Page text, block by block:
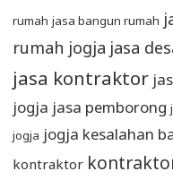
rumah jasa bangun rumah
rumah jogja jasa
jasa kontraktor
jogja jasa pemborong
jogja jogja kesalahan
kontraktor